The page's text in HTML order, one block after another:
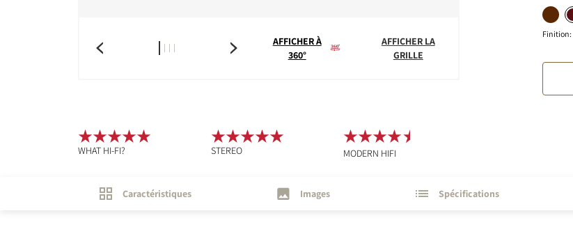
AFFICHER À
360°
AFFICHER LA
GRILLE
Finition:
WHAT HI-FI? STEREO MODERN HIFI
Caractéristiques Images Spécifications